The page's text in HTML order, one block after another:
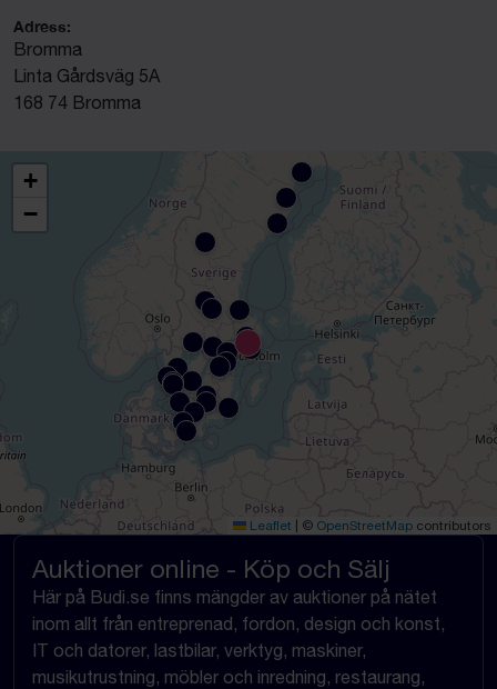
Adress:
Bromma
Linta Gårdsväg 5A
168 74 Bromma
+
−
Leaflet © OpenStreetMap contributors
Auktioner online - Köp och Sälj
Här på Budi.se finns mängder av auktioner på nätet
inom allt från entreprenad, fordon, design och konst,
IT och datorer, lastbilar, verktyg, maskiner,
musikutrustning, möbler och inredning, restaurang,